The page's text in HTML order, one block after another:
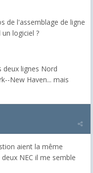
de l'assemblage de ligne
logiciel ?
deux lignes Nord
New Haven... mais
aient la même
NEC il me semble